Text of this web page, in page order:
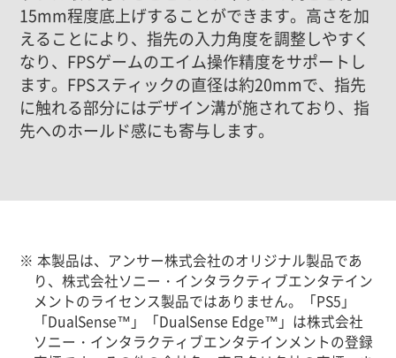
15mm程度底上げすることができます。高さを加
えることにより、指先の入力角度を調整しやすく
なり、FPSゲームのエイム操作精度をサポートし
ます。FPSスティックの直径は約20mmで、指先
に触れる部分にはデザイン溝が施されており、指
先へのホールド感にも寄与します。
※ 本製品は、アンサー株式会社のオリジナル製品であ
り、株式会社ソニー・インタラクティブエンタテイン
メントのライセンス製品ではありません。「PS5」
「DualSense™」「DualSense Edge™」は株式会社
ソニー・インタラクティブエンタテインメントの登録